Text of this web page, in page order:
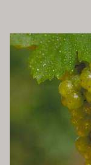
INTERESSEREN
Meer informatie